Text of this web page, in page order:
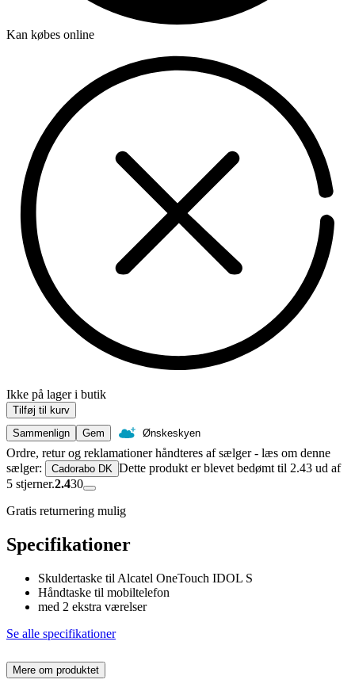
Kan købes online
Ikke på lager i butik
Tilføj til kurv
Sammenlign
Gem Ønskeskyen
Ordre, retur og reklamationer håndteres af sælger - læs om denne
sælger:
Cadorabo DK Dette produkt er blevet bedømt til 2.43 ud af
5 stjerner.2.430
Gratis returnering mulig
Specifikationer
Skuldertaske til Alcatel OneTouch IDOL S
Håndtaske til mobiltelefon
med 2 ekstra værelser
Se alle specifikationer
Mere om produktet